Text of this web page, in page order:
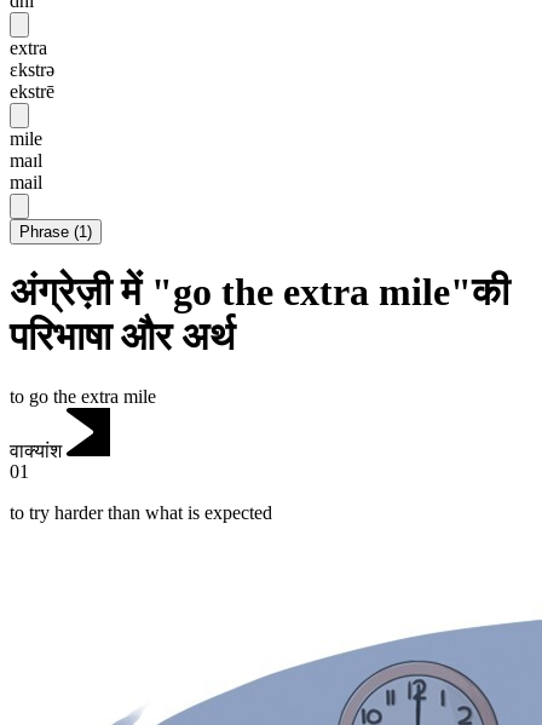
extra
ɛkstrə
ekstrē
mile
maɪl
mail
Phrase (1)
अंग्रेज़ी में "go the extra mile"की
परिभाषा और अर्थ
to go the extra mile
वाक्यांश
01
to try harder than what is expected